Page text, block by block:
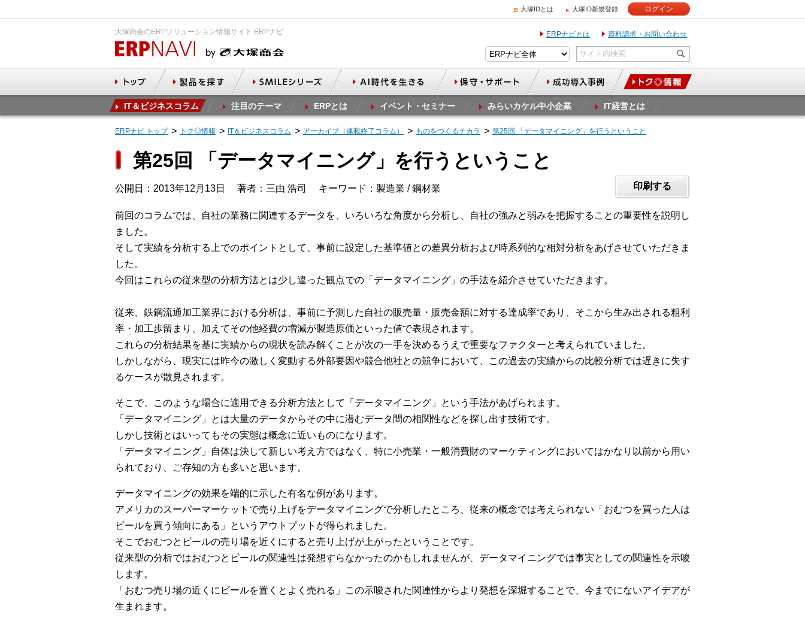
大塚IDとは 大塚ID新規登録 ログイン
大塚商会のERPソリューション情報サイト ERPナビ ERPナビとは 資料請求・お問い合わせ
IT＆ビジネスコラム 注目のテーマ ERPとは イベント・セミナー みらいカケル中小企業 IT経営とは
ERPナビ トップ トク◎情報 IT＆ビジネスコラム アーカイブ（連載終了コラム） ものをつくるチカラ 第25回 「データマイニング」を行うということ
第25回 「データマイニング」を行うということ
公開日：2013年12月13日 著者：三由 浩司 キーワード：製造業 / 鋼材業 印刷する
前回のコラムでは、自社の業務に関連するデータを、いろいろな角度から分析し、自社の強みと弱みを把握することの重要性を説明し
ました。
そして実績を分析する上でのポイントとして、事前に設定した基準値との差異分析および時系列的な相対分析をあげさせていただきま
した。
今回はこれらの従来型の分析方法とは少し違った観点での「データマイニング」の手法を紹介させていただきます。
従来、鉄鋼流通加工業界における分析は、事前に予測した自社の販売量・販売金額に対する達成率であり、そこから生み出される粗利
率・加工歩留まり、加えてその他経費の増減が製造原価といった値で表現されます。
これらの分析結果を基に実績からの現状を読み解くことが次の一手を決めるうえで重要なファクターと考えられていました。
しかしながら、現実には昨今の激しく変動する外部要因や競合他社との競争において、この過去の実績からの比較分析では遅きに失す
るケースが散見されます。
そこで、このような場合に適用できる分析方法として「データマイニング」という手法があげられます。
「データマイニング」とは大量のデータからその中に潜むデータ間の相関性などを探し出す技術です。
しかし技術とはいってもその実態は概念に近いものになります。
「データマイニング」自体は決して新しい考え方ではなく、特に小売業・一般消費財のマーケティングにおいてはかなり以前から用い
られており、ご存知の方も多いと思います。
データマイニングの効果を端的に示した有名な例があります。
アメリカのスーパーマーケットで売り上げをデータマイニングで分析したところ、従来の概念では考えられない「おむつを買った人は
ビールを買う傾向にある」というアウトプットが得られました。
そこでおむつとビールの売り場を近くにすると売り上げが上がったということです。
従来型の分析ではおむつとビールの関連性は発想すらなかったのかもしれませんが、データマイニングでは事実としての関連性を示唆
します。
「おむつ売り場の近くにビールを置くとよく売れる」この示唆された関連性からより発想を深堀することで、今までにないアイデアが
生まれます。